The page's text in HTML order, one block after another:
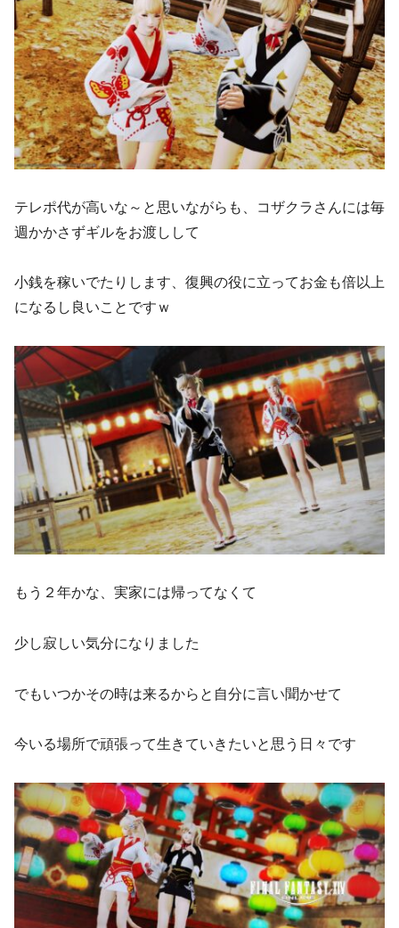
テレポ代が高いな～と思いながらも、コザクラさんには毎
週かかさずギルをお渡しして
小銭を稼いでたりします、復興の役に立ってお金も倍以上
になるし良いことですｗ
もう２年かな、実家には帰ってなくて
少し寂しい気分になりました
でもいつかその時は来るからと自分に言い聞かせて
今いる場所で頑張って生きていきたいと思う日々です